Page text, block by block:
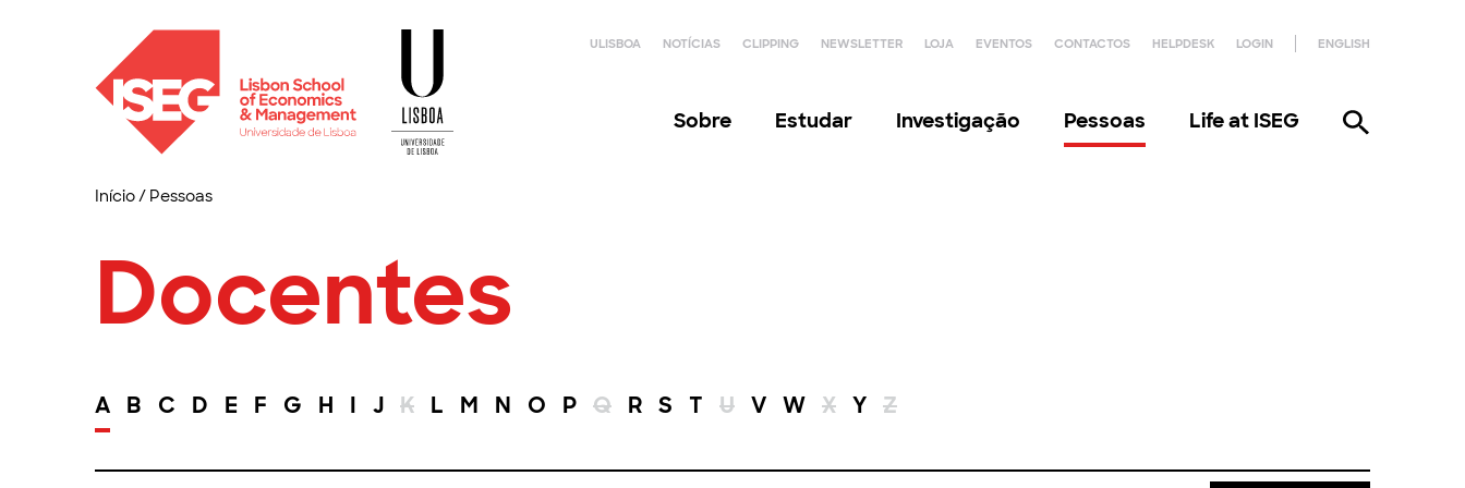
ULISBOA NOTÍCIAS CLIPPING NEWSLETTER LOJA EVENTOS CONTACTOS HELPDESK LOGIN ENGLISH
Sobre Estudar Investigação Pessoas Life at ISEG
Início/ Pessoas
Docentes
A B C D E F G H I J K L M N O P Q R S T U V W X Y Z